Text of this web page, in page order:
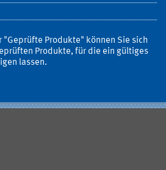
Produkte" können Sie sich
Produkte, für die ein gültiges
lassen.